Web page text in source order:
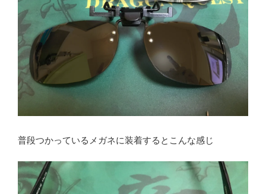
普段つかっているメガネに装着するとこんな感じ